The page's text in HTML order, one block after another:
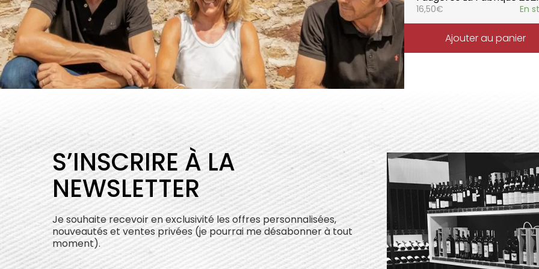
16,50€ En
Ajouter au panier
S’INSCRIRE À LA
NEWSLETTER
Je souhaite recevoir en exclusivité les offres personnalisées,
nouveautés et ventes privées (je pourrai me désabonner à tout
moment).